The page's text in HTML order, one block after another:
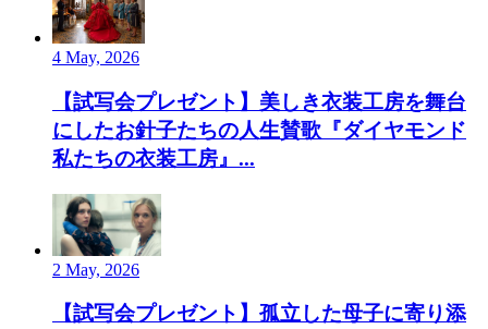
4 May, 2026
【試写会プレゼント】美しき衣装工房を舞台
にしたお針子たちの人生賛歌『ダイヤモンド
私たちの衣装工房』...
2 May, 2026
【試写会プレゼント】孤立した母子に寄り添